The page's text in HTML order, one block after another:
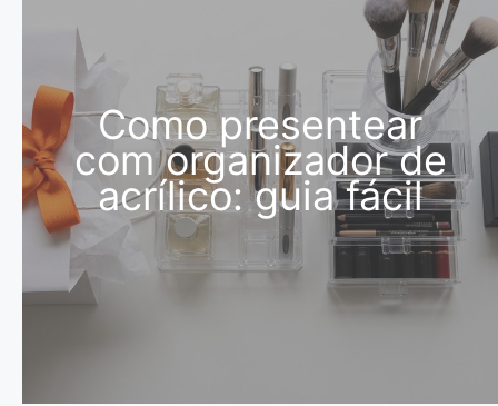
Como presentear
com organizador de
acrílico: guia fácil